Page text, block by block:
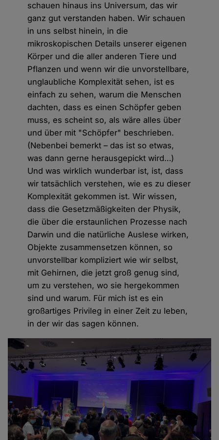
schauen hinaus ins Universum, das wir
ganz gut verstanden haben. Wir schauen
in uns selbst hinein, in die
mikroskopischen Details unserer eigenen
Körper und die aller anderen Tiere und
Pflanzen und wenn wir die unvorstellbare,
unglaubliche Komplexität sehen, ist es
einfach zu sehen, warum die Menschen
dachten, dass es einen Schöpfer geben
muss, es scheint so, als wäre alles über
und über mit "Schöpfer" beschrieben.
(Nebenbei bemerkt – das ist so etwas,
was dann gerne herausgepickt wird…)
Und was wirklich wunderbar ist, ist, dass
wir tatsächlich verstehen, wie es zu dieser
Komplexität gekommen ist. Wir wissen,
dass die Gesetzmäßigkeiten der Physik,
die über die erstaunlichen Prozesse nach
Darwin und die natürliche Auslese wirken,
Objekte zusammensetzen können, so
unvorstellbar kompliziert wie wir selbst,
mit Gehirnen, die jetzt groß genug sind,
um zu verstehen, wo sie hergekommen
sind und warum. Für mich ist es ein
großartiges Privileg in einer Zeit zu leben,
in der wir das sagen können.